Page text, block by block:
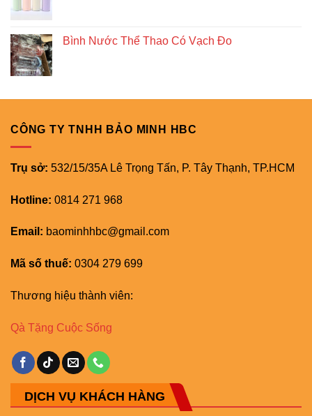
Bình Nước Thể Thao Có Vạch Đo
CÔNG TY TNHH BẢO MINH HBC
Trụ sở: 532/15/35A Lê Trọng Tấn, P. Tây Thạnh, TP.HCM
Hotline: 0814 271 968
Email: baominhhbc@gmail.com
Mã số thuế: 0304 279 699
Thương hiệu thành viên:
Qà Tặng Cuộc Sống
DỊCH VỤ KHÁCH HÀNG